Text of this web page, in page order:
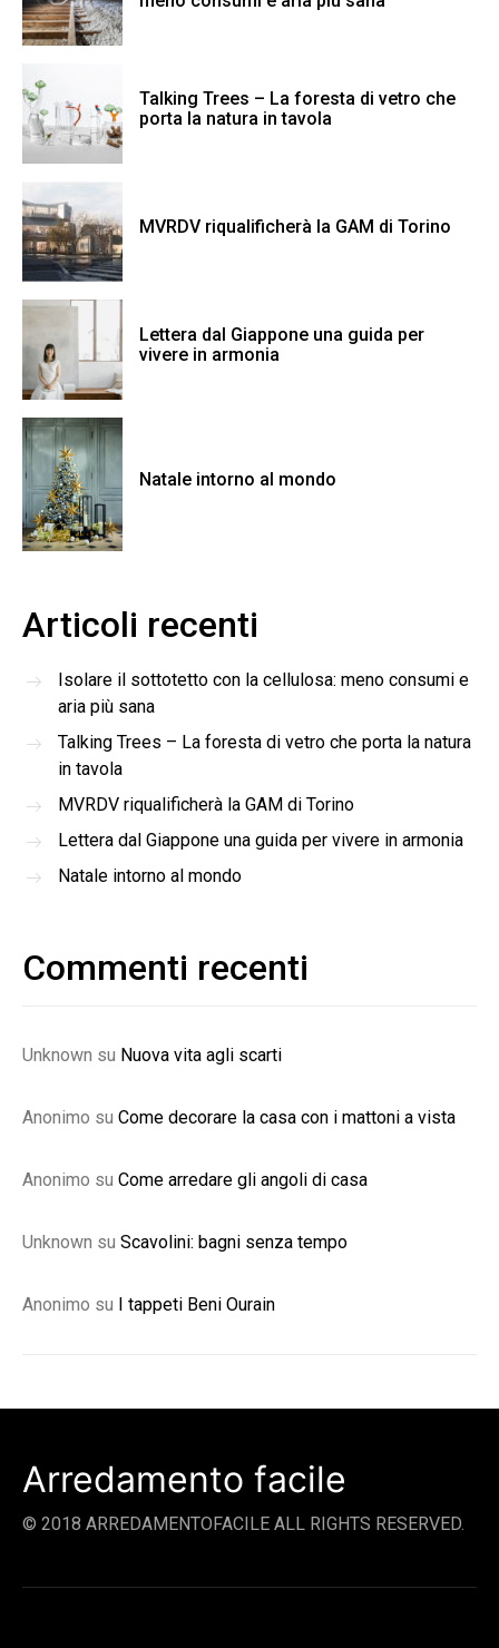
Talking Trees – La foresta di vetro che
porta la natura in tavola
MVRDV riqualificherà la GAM di Torino
Lettera dal Giappone una guida per
vivere in armonia
Natale intorno al mondo
Articoli recenti
Isolare il sottotetto con la cellulosa: meno consumi e
aria più sana
Talking Trees – La foresta di vetro che porta la natura
in tavola
MVRDV riqualificherà la GAM di Torino
Lettera dal Giappone una guida per vivere in armonia
Natale intorno al mondo
Commenti recenti
Unknown su Nuova vita agli scarti
Anonimo su Come decorare la casa con i mattoni a vista
Anonimo su Come arredare gli angoli di casa
Unknown su Scavolini: bagni senza tempo
Anonimo su I tappeti Beni Ourain
Arredamento facile
© 2018 ARREDAMENTOFACILE ALL RIGHTS RESERVED.